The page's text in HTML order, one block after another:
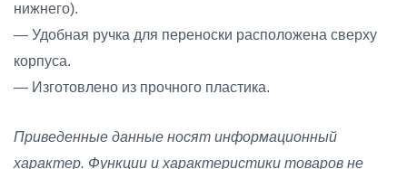
нижнего).
— Удобная ручка для переноски расположена сверху
корпуса.
— Изготовлено из прочного пластика.
Приведенные данные носят информационный
характер. Функции и характеристики товаров не